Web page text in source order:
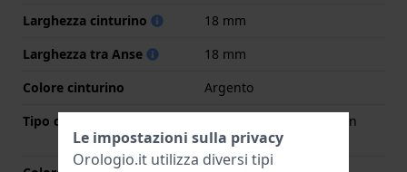
Larghezza cinturino
18 mm
Larghezza tra Anse
18 mm
Colore cinturino
Argento
Tipo di chiusura
Chiusura deployante con
bottoni
Le impostazioni sulla privacy
Orologio.it utilizza diversi tipi